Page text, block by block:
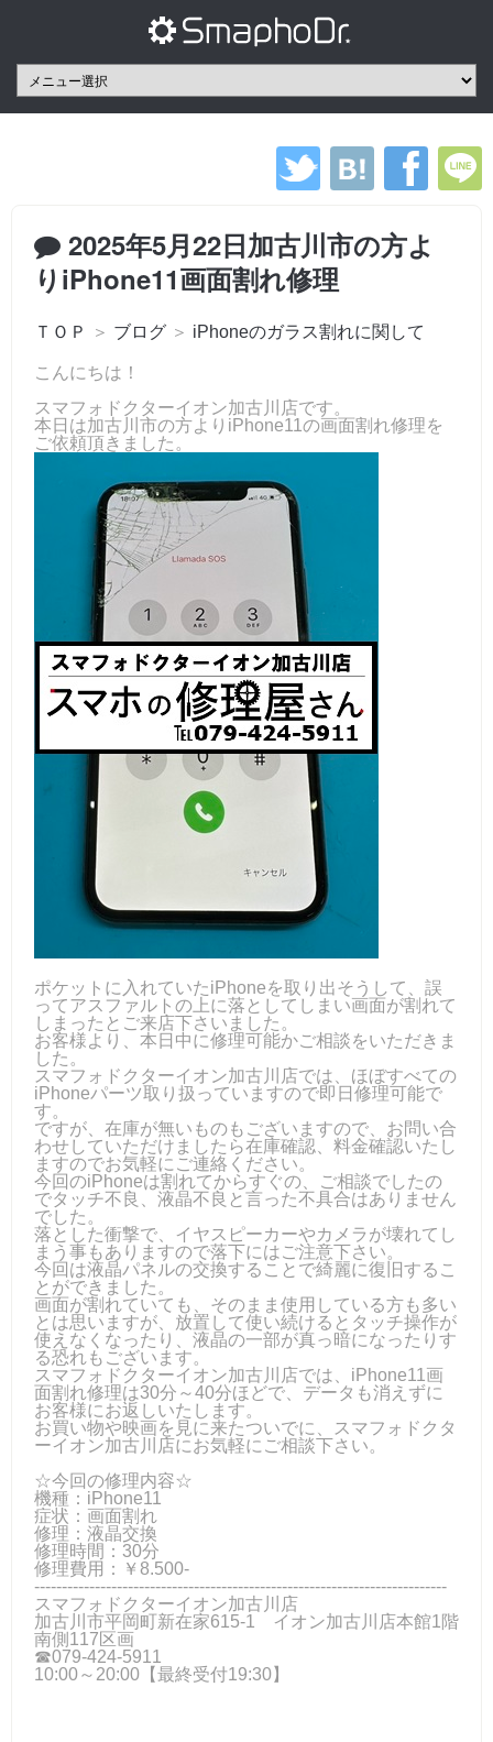
2025年5月22日加古川市の方よ
りiPhone11画面割れ修理
ＴＯＰ ＞ ブログ ＞ iPhoneのガラス割れに関して
こんにちは！
スマフォドクターイオン加古川店です。
本日は加古川市の方よりiPhone11の画面割れ修理を
ご依頼頂きました。
ポケットに入れていたiPhoneを取り出そうして、誤
ってアスファルトの上に落としてしまい画面が割れて
しまったとご来店下さいました。
お客様より、本日中に修理可能かご相談をいただきま
した。
スマフォドクターイオン加古川店では、ほぼすべての
iPhoneパーツ取り扱っていますので即日修理可能で
す。
ですが、在庫が無いものもございますので、お問い合
わせしていただけましたら在庫確認、料金確認いたし
ますのでお気軽にご連絡ください。
今回のiPhoneは割れてからすぐの、ご相談でしたの
でタッチ不良、液晶不良と言った不具合はありません
でした。
落とした衝撃で、イヤスピーカーやカメラが壊れてし
まう事もありますので落下にはご注意下さい。
今回は液晶パネルの交換することで綺麗に復旧するこ
とができました。
画面が割れていても、そのまま使用している方も多い
とは思いますが、放置して使い続けるとタッチ操作が
使えなくなったり、液晶の一部が真っ暗になったりす
る恐れもございます。
スマフォドクターイオン加古川店では、iPhone11画
面割れ修理は30分～40分ほどで、データも消えずに
お客様にお返しいたします。
お買い物や映画を見に来たついでに、スマフォドクタ
ーイオン加古川店にお気軽にご相談下さい。
☆今回の修理内容☆
機種：iPhone11
症状：画面割れ
修理：液晶交換
修理時間：30分
修理費用：￥8.500-
---------------------------------------------------------------------------
スマフォドクターイオン加古川店
加古川市平岡町新在家615-1 イオン加古川店本館1階
南側117区画
☎079-424‐5911
10:00～20:00【最終受付19:30】